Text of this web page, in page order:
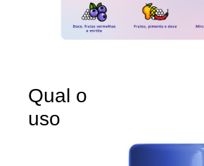
Qual o
uso